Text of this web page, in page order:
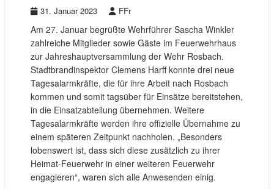
31. Januar 2023 FFr
Am 27. Januar begrüßte Wehrführer Sascha Winkler
zahlreiche Mitglieder sowie Gäste im Feuerwehrhaus
zur Jahreshauptversammlung der Wehr Rosbach.
Stadtbrandinspektor Clemens Harff konnte drei neue
Tagesalarmkräfte, die für ihre Arbeit nach Rosbach
kommen und somit tagsüber für Einsätze bereitstehen,
in die Einsatzabteilung übernehmen. Weitere
Tagesalarmkräfte werden ihre offizielle Übernahme zu
einem späteren Zeitpunkt nachholen. „Besonders
lobenswert ist, dass sich diese zusätzlich zu ihrer
Heimat-Feuerwehr in einer weiteren Feuerwehr
engagieren“, waren sich alle Anwesenden einig.